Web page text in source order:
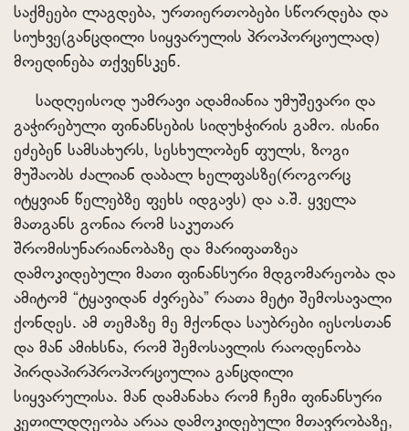
საქმეები ლაგდება, ურთიერთობები სწორდება და
სიუხვე(განცდილი სიყვარულის პროპორციულად)
მოედინება თქვენსკენ.
სადღეისოდ უამრავი ადამიანია უმუშევარი და
გაჭირებული ფინანსების სიდუხჭირის გამო. ისინი
ეძებენ სამსახურს, სესხულობენ ფულს, ზოგი
მუშაობს ძალიან დაბალ ხელფასზე(როგორც
იტყვიან წელებზე ფეხს იდგავს) და ა.შ. ყველა
მათგანს გონია რომ საკუთარ
შრომისუნარიანობაზე და მარიფათზეა
დამოკიდებული მათი ფინანსური მდგომარეობა და
ამიტომ “ტყავიდან ძვრება” რათა მეტი შემოსავალი
ქონდეს. ამ თემაზე მე მქონდა საუბრები იესოსთან
და მან ამიხსნა, რომ შემოსავლის რაოდენობა
პირდაპირპროპორციულია განცდილი
სიყვარულისა. მან დამანახა რომ ჩემი ფინანსური
კეთილდღეობა არაა დამოკიდებული მთავრობაზე,